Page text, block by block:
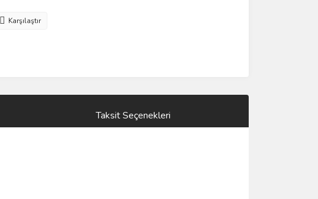
Karşılaştır
Taksit Seçenekleri